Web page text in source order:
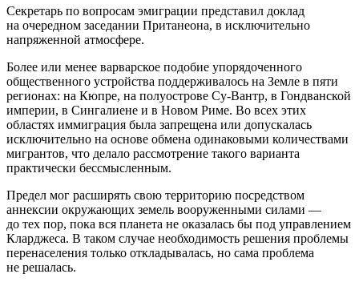
Секретарь по вопросам эмиграции представил доклад
на очередном заседании Пританеона, в исключительно
напряженной атмосфере.
Более или менее варварское подобие упорядоченного
общественного устройства поддерживалось на Земле в пяти
регионах: на Кюпре, на полуострове Су-Вантр, в Гондванской
империи, в Сингалиене и в Новом Риме. Во всех этих
областях иммиграция была запрещена или допускалась
исключительно на основе обмена одинаковыми количествами
мигрантов, что делало рассмотрение такого варианта
практически бессмысленным.
Предел мог расширять свою территорию посредством
аннексии окружающих земель вооруженными силами —
до тех пор, пока вся планета не оказалась бы под управлением
Кларджеса. В таком случае необходимость решения проблемы
перенаселения только откладывалась, но сама проблема
не решалась.